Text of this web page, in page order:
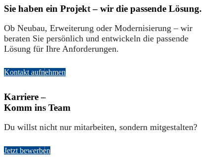
Sie haben ein Projekt – wir die passende Lösung.
Ob Neubau, Erweiterung oder Modernisierung – wir
beraten Sie persönlich und entwickeln die passende
Lösung für Ihre Anforderungen.
Kontakt aufnehmen
Karriere –
Komm ins Team
Du willst nicht nur mitarbeiten, sondern mitgestalten?
Jetzt bewerben